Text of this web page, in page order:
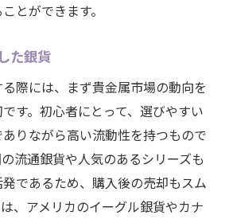
とができます。
た銀貨
際には、まず貴金属市場の動向を
す。初心者にとって、選びやすい
りながら高い流動性を持つもので
流通銀貨や人気のあるシリーズも
であるため、購入後の売却もスム
、アメリカのイーグル銀貨やカナ